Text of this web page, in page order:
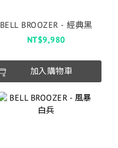
BELL BROOZER - 經典黑
NT$9,980
加入購物車